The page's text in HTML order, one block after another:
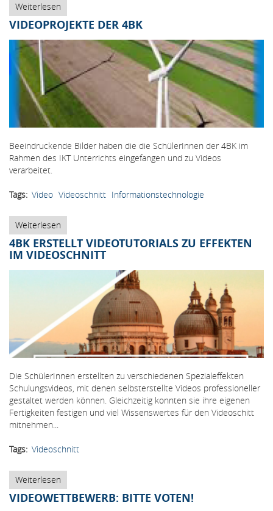
Weiterlesen
Kick
Off
Veranstaltung
dem
Umweltbundesamt
VIDEOPROJEKTE DER 4BK
Beeindruckende Bilder haben die die SchülerInnen der 4BK im
Rahmen des IKT Unterrichts eingefangen und zu Videos
verarbeitet.
Tags Video Videoschnitt Informationstechnologie
Weiterlesen
Videoprojekte
der
4BK
4BK ERSTELLT VIDEOTUTORIALS ZU EFFEKTEN
IM VIDEOSCHNITT
Die SchülerInnen erstellten zu verschiedenen Spezialeffekten
Schulungsvideos, mit denen selbsterstellte Videos professioneller
gestaltet werden können. Gleichzeitig konnten sie ihre eigenen
Fertigkeiten festigen und viel Wissenswertes für den Videoschitt
mitnehmen...
Tags Videoschnitt
Weiterlesen
4BK
erstellt
VIDEOWETTBEWERB: BITTE VOTEN!